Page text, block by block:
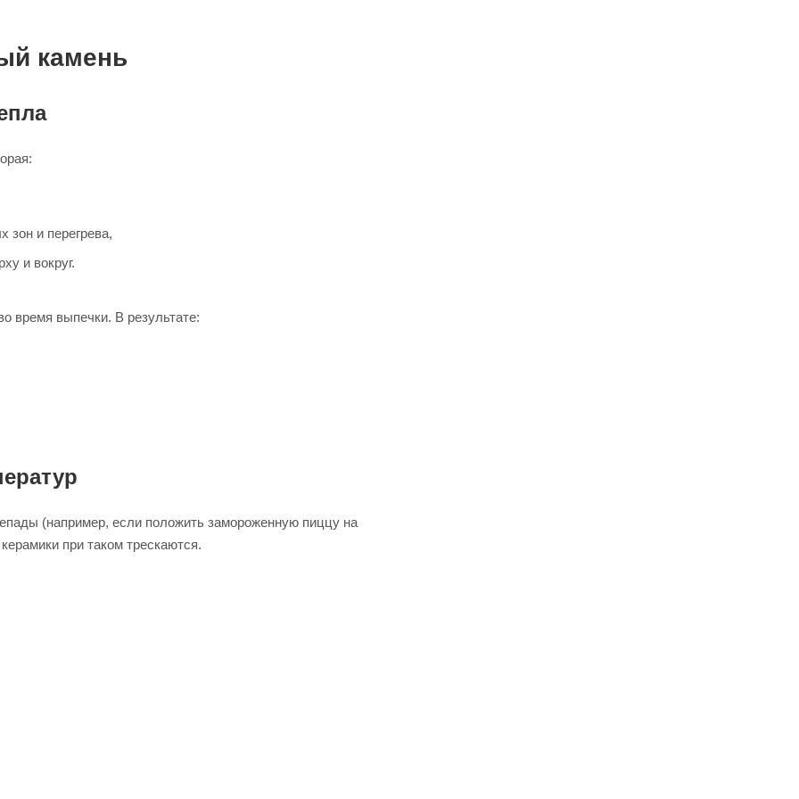
камень
зон и перегрева,
и вокруг.
время выпечки. В результате:
(например, если положить замороженную пиццу на
при таком трескаются.